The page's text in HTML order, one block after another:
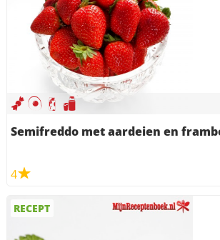
Semifreddo met aardeien en
4
RECEPT